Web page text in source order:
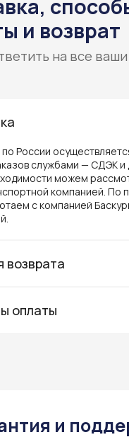
России
службами — СДЭК и
можем
компанией. По
с компанией
возврата
оплаты
и поддержка
полный
производителя и
сервисные центры